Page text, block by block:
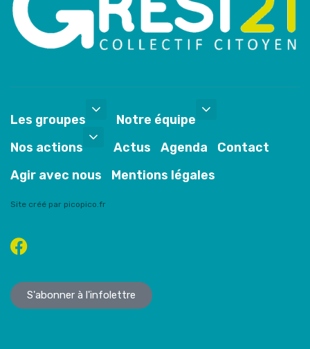
Les groupes
Notre équipe
Nos actions
Actus Agenda
Contact
Agir avec nous
Mentions légales
Site créé par picopico.fr
S'abonner à l'infolettre